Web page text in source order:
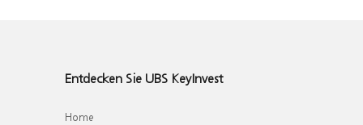
Entdecken Sie UBS KeyInvest
Home